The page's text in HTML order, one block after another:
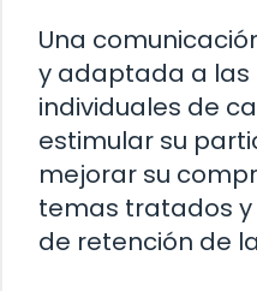
Una
y adaptada a las
individuales de
estimular su
mejorar su
temas tratados
de retención de